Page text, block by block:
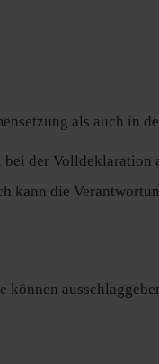
als auch in
der
kann die
können